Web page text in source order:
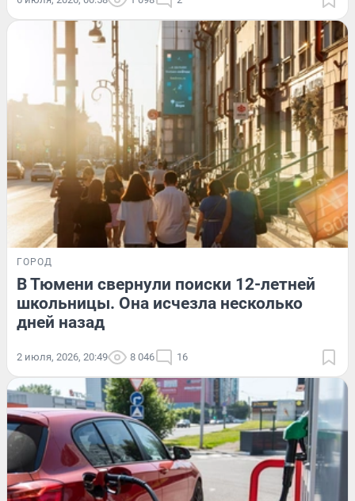
ГОРОД
В Тюмени свернули поиски 12-летней
школьницы. Она исчезла несколько
дней назад
2 июля, 2026, 20:49 8 046 16